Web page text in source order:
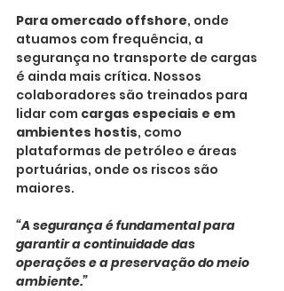
Para omercado offshore, onde
atuamos com frequência, a
segurança no transporte de cargas
é ainda mais crítica. Nossos
colaboradores são treinados para
lidar com cargas especiais e em
ambientes hostis, como
plataformas de petróleo e áreas
portuárias, onde os riscos são
maiores.
“A segurança é fundamental para
garantir a continuidade das
operações e a preservação do meio
ambiente.”